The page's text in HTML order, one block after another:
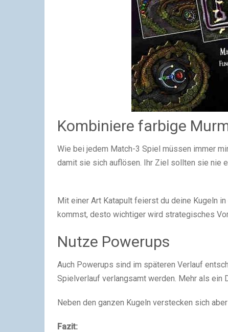
Kombiniere farbige
Wie bei jedem Match-3 Spiel müssen immer
damit sie sich auflösen. Ihr Ziel sollten sie nie
Mit einer Art Katapult feierst du deine Kugeln
kommst, desto wichtiger wird strategisches
Nutze Powerups
Auch Powerups sind im späteren Verlauf
Spielverlauf verlangsamt werden. Mehr als ein
Neben den ganzen Kugeln verstecken sich
Fazit: